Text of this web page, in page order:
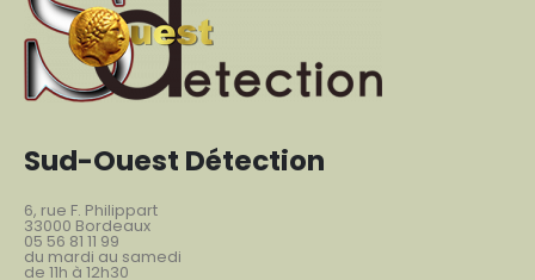
Sud-Ouest Détection
6, rue F. Philippart
33000 Bordeaux
05 56 81 11 99
du mardi au samedi
de 11h à 12h30